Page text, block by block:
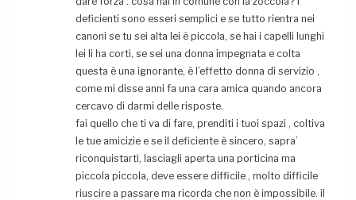
deficienti sono esseri semplici e se tutto rientra nei
canoni se tu sei alta lei è piccola, se hai i capelli lunghi
lei li ha corti, se sei una donna impegnata e colta
questa è una ignorante, è l’effetto donna di servizio ,
come mi disse anni fa una cara amica quando ancora
cercavo di darmi delle risposte.
fai quello che ti va di fare, prenditi i tuoi spazi , coltiva
le tue amicizie e se il deficiente è sincero, sapra’
riconquistarti, lasciagli aperta una porticina ma
piccola piccola, deve essere difficile , molto difficile
riuscire a passare ma ricorda che non è impossibile. il